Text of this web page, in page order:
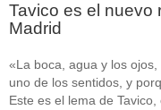
Tavico es el nuevo
Madrid
«La boca, agua y los
uno de los sentidos, y
Este es el lema de